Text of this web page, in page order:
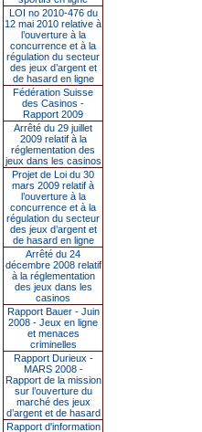
LOI no 2010-476 du
12 mai 2010 relative à
l’ouverture à la
concurrence et à la
régulation du secteur
des jeux d’argent et
de hasard en ligne
Fédération Suisse
des Casinos -
Rapport 2009
Arrêté du 29 juillet
2009 relatif à la
réglementation des
jeux dans les casinos
Projet de Loi du 30
mars 2009 relatif à
l’ouverture à la
concurrence et à la
régulation du secteur
des jeux d’argent et
de hasard en ligne
Arrêté du 24
décembre 2008 relatif
à la réglementation
des jeux dans les
casinos
Rapport Bauer - Juin
2008 - Jeux en ligne
et menaces
criminelles
Rapport Durieux -
MARS 2008 -
Rapport de la mission
sur l’ouverture du
marché des jeux
d’argent et de hasard
Rapport d'information